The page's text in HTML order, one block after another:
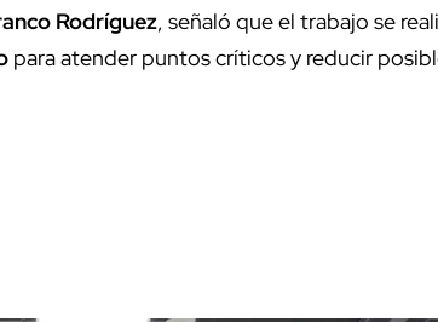
Rodríguez, señaló que el trabajo se
para atender puntos críticos y reducir